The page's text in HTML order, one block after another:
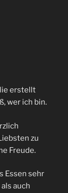
erstellt
wer ich bin.
zu
Freude.
Essen sehr
auch